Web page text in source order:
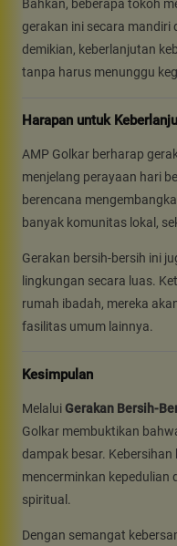
Bahkan, beberapa tokoh
gerakan ini secara mandiri
demikian, keberlanjutan
tanpa harus menunggu
Harapan untuk
AMP Golkar berharap
menjelang perayaan hari
berencana
banyak komunitas lokal,
Gerakan bersih-bersih ini
lingkungan secara luas.
rumah ibadah, mereka
fasilitas umum lainnya.
Kesimpulan
MelaluiGerakan Bersih-
Golkar membuktikan
dampak besar.
mencerminkan kepedulian
spiritual.
Dengan semangat